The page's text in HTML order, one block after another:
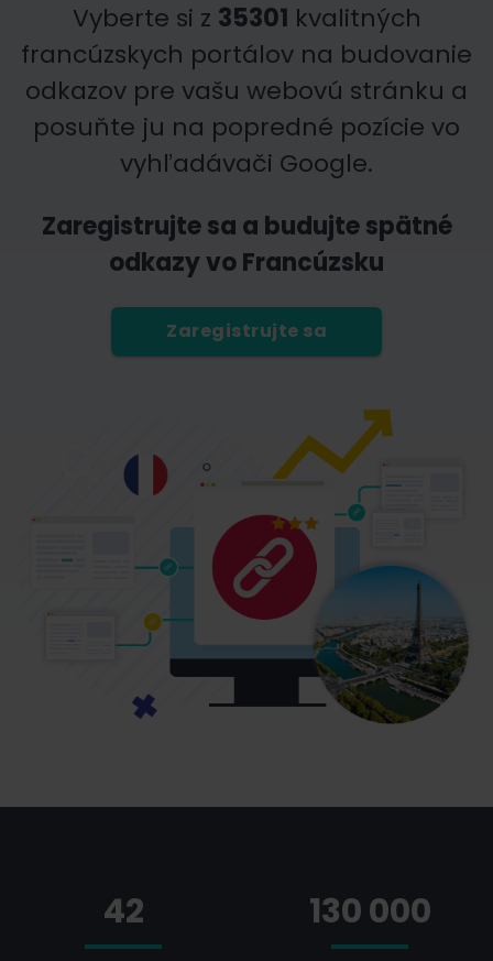
Vyberte si z 35301 kvalitných
francúzskych portálov na budovanie
odkazov pre vašu webovú stránku a
posuňte ju na popredné pozície vo
vyhľadávači Google.
Zaregistrujte sa a budujte spätné
odkazy vo Francúzsku
Zaregistrujte sa
42 130 000